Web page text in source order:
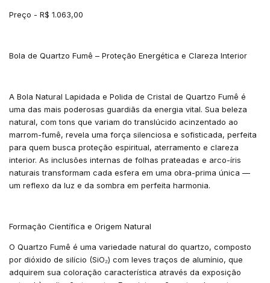
Preço - R$ 1.063,00
Bola de Quartzo Fumê – Proteção Energética e Clareza Interior
A Bola Natural Lapidada e Polida de Cristal de Quartzo Fumê é
uma das mais poderosas guardiãs da energia vital. Sua beleza
natural, com tons que variam do translúcido acinzentado ao
marrom-fumê, revela uma força silenciosa e sofisticada, perfeita
para quem busca proteção espiritual, aterramento e clareza
interior. As inclusões internas de folhas prateadas e arco-íris
naturais transformam cada esfera em uma obra-prima única —
um reflexo da luz e da sombra em perfeita harmonia.
Formação Científica e Origem Natural
O Quartzo Fumê é uma variedade natural do quartzo, composto
por dióxido de silício (SiO₂) com leves traços de alumínio, que
adquirem sua coloração característica através da exposição